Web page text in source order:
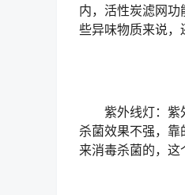
内，活性炭滤网
些异味物质来说，
紫外线灯：紫外
杀菌效果不强，
来消毒杀菌的，这